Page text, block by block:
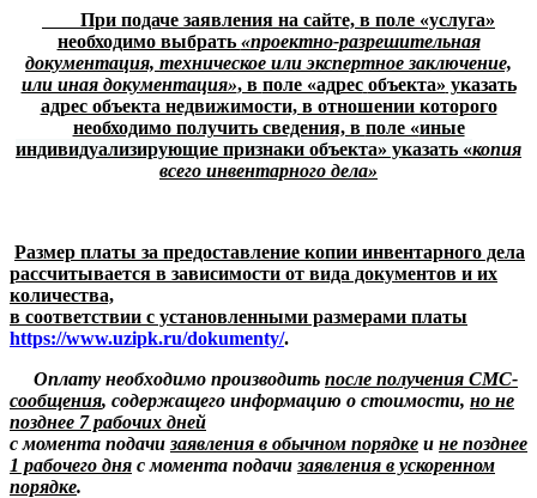
При подаче заявления на сайте, в поле «услуга»
необходимо выбрать «проектно-разрешительная
документация, техническое или экспертное заключение,
или иная документация», в поле «адрес объекта» указать
адрес объекта недвижимости, в отношении которого
необходимо получить сведения, в поле «иные
индивидуализирующие признаки объекта» указать «копия
всего инвентарного дела»
Размер платы за предоставление копии инвентарного дела
рассчитывается в зависимости от вида документов и их
количества,
в соответствии с установленными размерами платы
https://www.uzipk.ru/dokumenty/.
Оплату необходимо производить после получения СМС-
сообщения, содержащего информацию о стоимости, но не
позднее 7 рабочих дней
с момента подачи заявления в обычном порядке и не позднее
1 рабочего дня с момента подачи заявления в ускоренном
порядке.